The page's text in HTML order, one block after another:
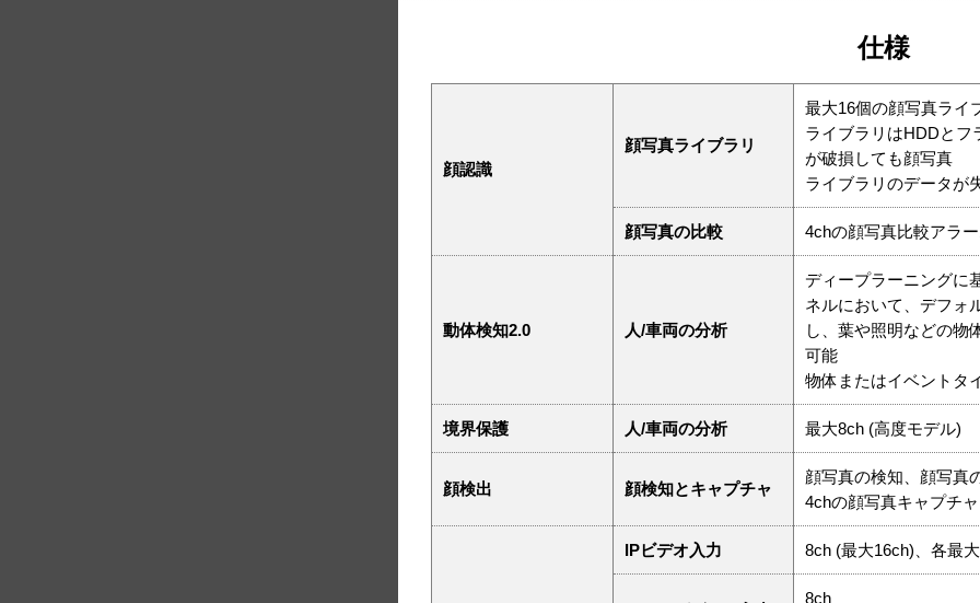
仕様
顔認識
顔写真ライブラリ
最大16個の顔写真ライ
ライブラリはHDDとフ
が破損しても顔写真
ライブラリのデータが
顔写真の比較 4chの顔写真比較アラ
動体検知2.0 人/車両の分析
ディープラーニングに
ネルにおいて、デフォ
し、葉や照明などの物
可能
物体またはイベントタ
境界保護 人/車両の分析 最大8ch (高度モデル)
顔検出 顔検知とキャプチャ
顔写真の検知、顔写真
4chの顔写真キャプチャ
IPビデオ入力 8ch (最大16ch)、各最
8ch